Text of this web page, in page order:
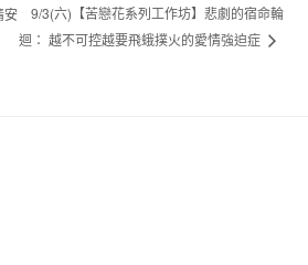
安
9/3(六)【苦戀花系列工作坊】悲劇的宿命輪
迴： 越不可控越要飛蛾撲火的愛情強迫症